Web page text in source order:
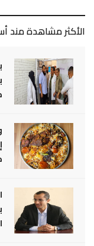
الأكثر مشاهدة مند